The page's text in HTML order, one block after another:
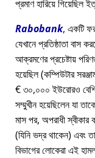
প্রমাণ হারিয়ে গিয়েছিল
Rabobank, একটি
যেখানে প্রতিষ্ঠাতা বাস
আক্রমণের প্রচেষ্টায়
হয়েছিল (কম্পিউটার
€ ৩০,০০০ ইউরোরও বেশি),
সম্মুখীন হয়েছিলেন যা
মাস পর, অপরাধী স্বীকার
(যিনি ভদ্র থাকেন) এবং
বিভাগের লোকেরা এই